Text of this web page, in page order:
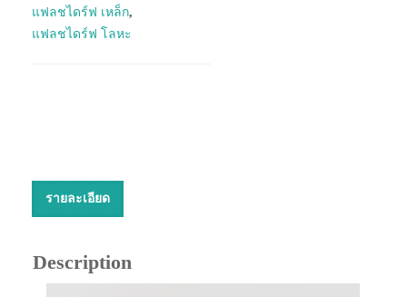
แฟลชไดร์ฟ เหล็ก,
แฟลชไดร์ฟ โลหะ
รายละเอียด
Description